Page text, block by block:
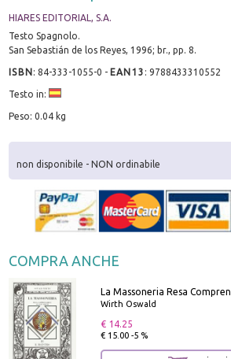
HIARES EDITORIAL, S.A.
Testo Spagnolo.
San Sebastián de los Reyes, 1996; br., pp. 8.
ISBN:84-333-1055-0 - EAN13 :9788433310552
Testo in:
Peso: 0.04 kg
non disponibile - NON ordinabile
COMPRA ANCHE
Wirth Oswald
€ 14.25
€ 15.00 -5 %